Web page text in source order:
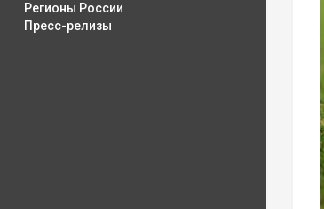
Регионы России
Пресс-релизы